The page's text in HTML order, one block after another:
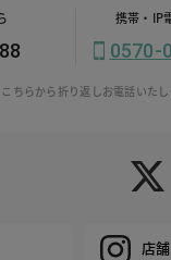
携帯・IP
0570-
ちらから折り返しお電話いたし
店舗